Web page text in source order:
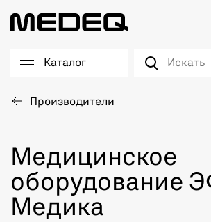
Каталог
Производители
Медицинское
оборудование
Медика